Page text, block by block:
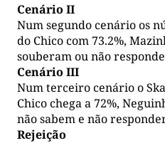
Cenário II
Num segundo cenário os
do Chico com 73.2%,
souberam ou não
Cenário III
Num terceiro cenário o
Chico chega a 72%,
não sabem e não
Rejeição